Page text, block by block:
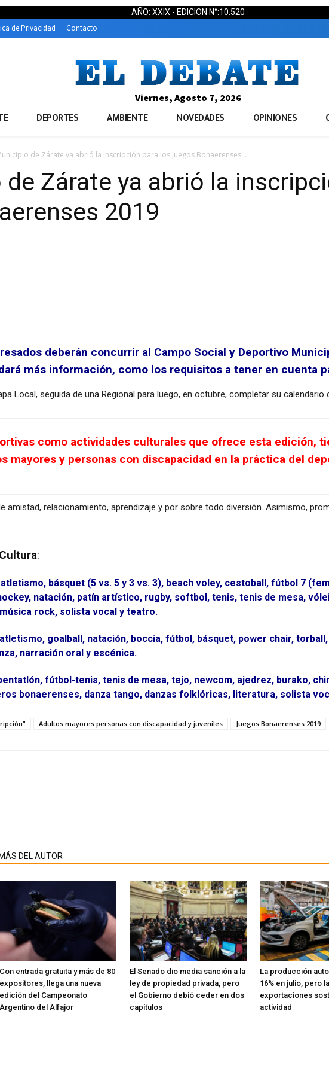
AÑO: XXIX - EDICION N°:10.520
de Privacidad Contacto
Viernes, Agosto 7, 2026
DEPORTES AMBIENTE NOVEDADES OPINIONES
de Zárate ya abrió la inscripción para los Juegos Bonaerenses...
de Zárate ya abrió la
2019
deberán concurrir al Campo Social y Deportivo
más información, como los requisitos a tener en cuenta
Local, seguida de una Regional para luego, en octubre, completar su calendario
como actividades culturales que ofrece esta edición,
mayores y personas con discapacidad en la práctica del
amistad, relacionamiento, aprendizaje y por sobre todo diversión. Asimismo,
:
básquet (5 vs. 5 y 3 vs. 3), beach voley, cestoball, fútbol 7
natación, patín artístico, rugby, softbol, tenis, tenis de mesa,
rock, solista vocal y teatro.
goalball, natación, boccia, fútbol, básquet, power chair,
narración oral y escénica.
fútbol-tenis, tenis de mesa, tejo, newcom, ajedrez, burako,
bonaerenses, danza tango, danzas folklóricas, literatura, solista
Adultos mayores personas con discapacidad y juveniles Juegos Bonaerenses 2019
MÁS DEL AUTOR
Con entrada gratuita y más de 80
expositores, llega una nueva
edición del Campeonato
Argentino del Alfajor
El Senado dio media sanción a la
ley de propiedad privada, pero
el Gobierno debió ceder en dos
capítulos
La producción
16% en julio, pero
exportaciones
actividad